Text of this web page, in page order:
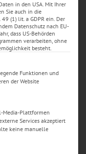
in den USA. Mit Ihrer
Sie auch in die
(1) lit. a GDPR ein. Der
Datenschutz nach EU-
dass US-Behörden
verarbeiten, ohne
besteht.
für die eine
Funktionen und
der Website
Media-Plattformen
Services akzeptiert
keine manuelle